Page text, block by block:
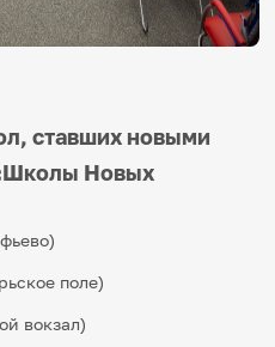
ставших новыми
Новых
поле)
вокзал)